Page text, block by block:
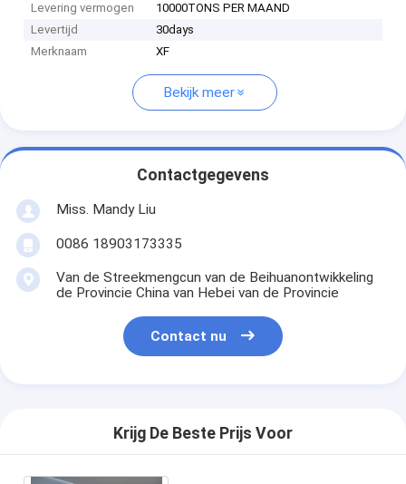
Levering vermogen
10000TONS PER MAAND
Levertijd
30days
Merknaam
XF
Bekijk meer
Contactgegevens
Miss. Mandy Liu
0086 18903173335
Van de Streekmengcun van de Beihuanontwikkeling
de Provincie China van Hebei van de Provincie
Contact nu
Krijg De Beste Prijs Voor